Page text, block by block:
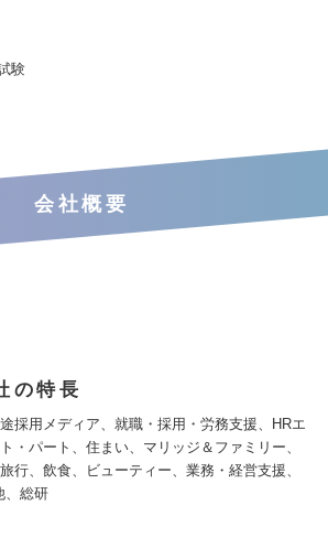
験
会社概要
の特長
採用メディア、就職・採用・労務支援、HRエ
・パート、住まい、マリッジ＆ファミリー、
行、飲食、ビューティー、業務・経営支援、
、総研